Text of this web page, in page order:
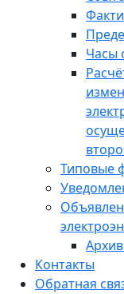
Часы
Типовые
Контакты
Обратная